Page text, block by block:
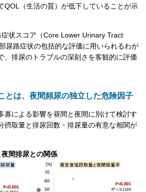
QOL（生活の質）が低下していることが示
状スコア（Core Lower Urinary Tract
尿路症状の包括的な評価に用いられるわが
、排尿のトラブルの深刻さを客観的に評価
とは、夜間頻尿の独立した危険因子
による影響を昼間と夜間に別けて検討す
摂取量と排尿回数・排尿量の有意な相関が
間排尿との関係